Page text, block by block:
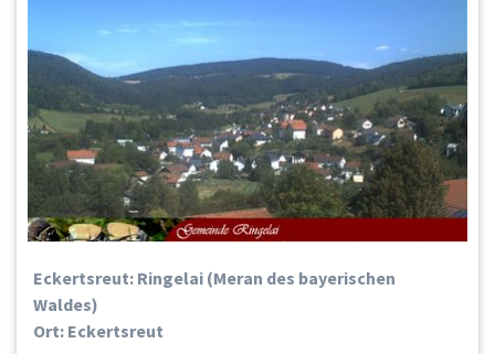
Eckertsreut: Ringelai (Meran des bayerischen
Waldes)
Ort: Eckertsreut